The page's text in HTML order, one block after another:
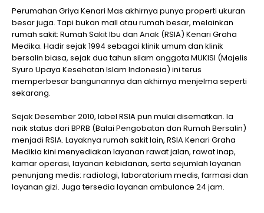
Perumahan Griya Kenari Mas akhirnya punya properti ukuran
besar juga. Tapi bukan mall atau rumah besar, melainkan
rumah sakit: Rumah Sakit Ibu dan Anak (RSIA) Kenari Graha
Medika. Hadir sejak 1994 sebagai klinik umum dan klinik
bersalin biasa, sejak dua tahun silam anggota MUKISI (Majelis
Syuro Upaya Kesehatan Islam Indonesia) ini terus
memperbesar bangunannya dan akhirnya menjelma seperti
sekarang.
Sejak Desember 2010, label RSIA pun mulai disematkan. Ia
naik status dari BPRB (Balai Pengobatan dan Rumah Bersalin)
menjadi RSIA. Layaknya rumah sakit lain, RSIA Kenari Graha
Medikia kini menyediakan layanan rawat jalan, rawat inap,
kamar operasi, layanan kebidanan, serta sejumlah layanan
penunjang medis: radiologi, laboratorium medis, farmasi dan
layanan gizi. Juga tersedia layanan ambulance 24 jam.